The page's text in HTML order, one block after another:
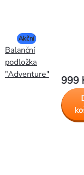
Akční
Balanční
podložka
"Adventure"
999